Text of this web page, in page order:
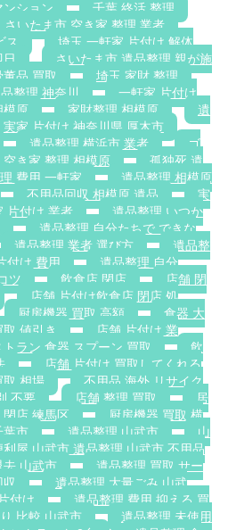
ション
千葉 終活 整理
さいたま市 空き家 整理 業者
ス
埼玉 一軒家 片付け 解体
さいたま市 遺品整理 親が施
品 買取
埼玉 家財 整理
整理 神奈川
一軒家 片付け
模原 家財整理 相模原
遺
実家 片付け 神奈川県 厚木市
遺品整理 横浜市 業者
ゴ
空き家 整理 相模原
孤独死 遺
費用 一軒家
遺品整理 相模原
不用品回収 相模原 遺品
実
片付け 業者
遺品整理 いつか
遺品整理 自分たちで できな
遺品整理 業者 選び方
遺品整
付け 費用
遺品整理 自分
ツ 飲食店 閉店
店舗 閉
店舗 片付け飲食店 閉店 処
厨房機器 買取 高額
食器 大
値引き
店舗 片付け 業
ラン 食器 スプーン 買取
飲
店舗 片付け 買取してくれる
取 相場
不用品 海外 リサイク
不要 店舗 整理 買取
居
閉店 練馬区
厨房機器 買取 横
葉市 遺品整理 山武市
山
利屋 山武市 遺品整理 山武市 不用品
去 山武市
遺品整理 買取 サー
遺品整理 大量ごみ 山武
付け
遺品整理 費用 抑える 買
比較 山武市
遺品整理 未使用